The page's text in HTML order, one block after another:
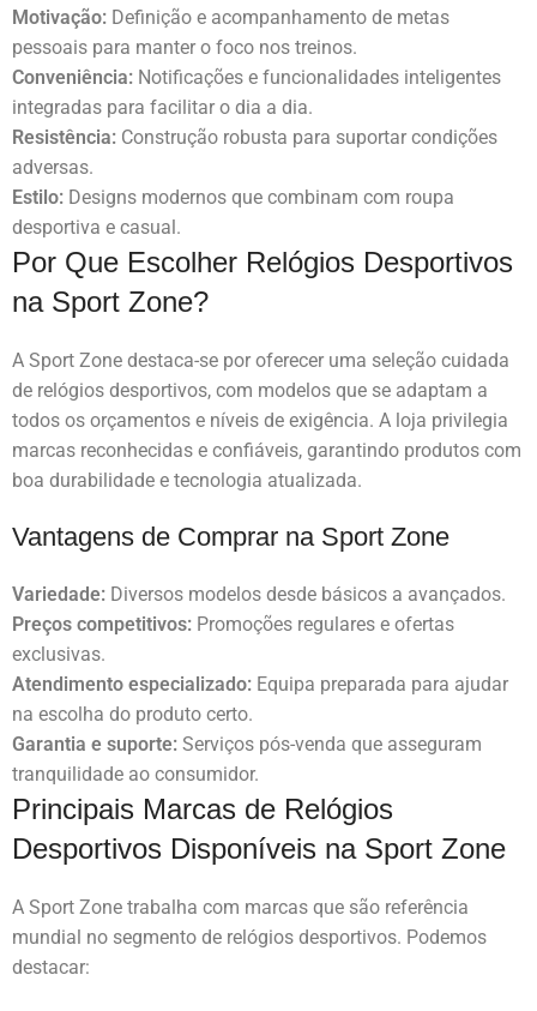
Motivação: Definição e acompanhamento de metas
pessoais para manter o foco nos treinos.
Conveniência: Notificações e funcionalidades inteligentes
integradas para facilitar o dia a dia.
Resistência: Construção robusta para suportar condições
adversas.
Estilo: Designs modernos que combinam com roupa
desportiva e casual.
Por Que Escolher Relógios Desportivos
na Sport Zone?
A Sport Zone destaca-se por oferecer uma seleção cuidada
de relógios desportivos, com modelos que se adaptam a
todos os orçamentos e níveis de exigência. A loja privilegia
marcas reconhecidas e confiáveis, garantindo produtos com
boa durabilidade e tecnologia atualizada.
Vantagens de Comprar na Sport Zone
Variedade: Diversos modelos desde básicos a avançados.
Preços competitivos: Promoções regulares e ofertas
exclusivas.
Atendimento especializado: Equipa preparada para ajudar
na escolha do produto certo.
Garantia e suporte: Serviços pós-venda que asseguram
tranquilidade ao consumidor.
Principais Marcas de Relógios
Desportivos Disponíveis na Sport Zone
A Sport Zone trabalha com marcas que são referência
mundial no segmento de relógios desportivos. Podemos
destacar: